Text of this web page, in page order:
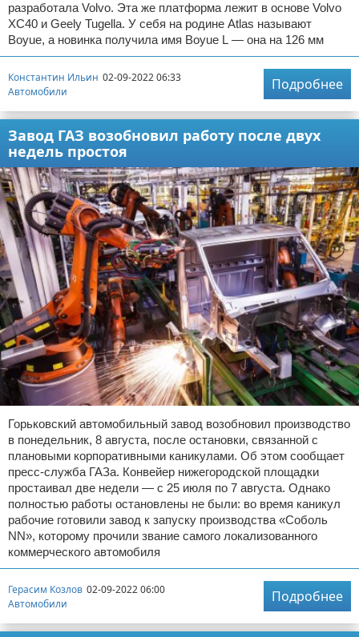
разработала Volvo. Эта же платформа лежит в основе Volvo
XC40 и Geely Tugella. У себя на родине Atlas называют
Boyue, а новинка получила имя Boyue L — она на 126 мм
Константин Ильин 02-09-2022 06:33
Автомобили
Подробнее
Завод ГАЗ возобновил работу после двух
недель простоя
Горьковский автомобильный завод возобновил производство
в понедельник, 8 августа, после остановки, связанной с
плановыми корпоративными каникулами. Об этом сообщает
пресс-служба ГАЗа. Конвейер нижегородской площадки
простаивал две недели — с 25 июля по 7 августа. Однако
полностью работы остановлены не были: во время каникул
рабочие готовили завод к запуску производства «Соболь
NN», которому прочили звание самого локализованного
коммерческого автомобиля
Герасим Козлов 02-09-2022 06:00
Автомобили
Подробнее